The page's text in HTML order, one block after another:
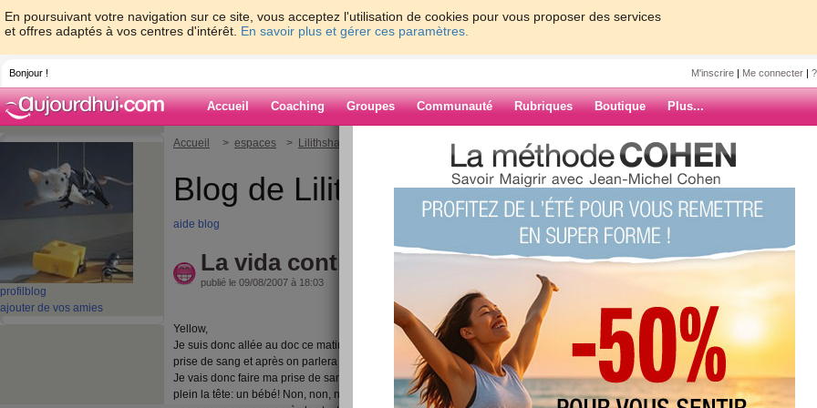
En poursuivant votre navigation sur ce site, vous acceptez l'utilisation de cookies pour vous proposer des services
et offres adaptés à vos centres d'intérêt. En savoir plus et gérer ces paramètres.
Bonjour ! M'inscrire | Me connecter |
Accueil Coaching Groupes Communauté Rubriques Boutique Plus...
profil blog
ajouter de vos amies
Accueil > espaces > Lilithsha
Blog de Lilithsha
aide blog
La vida continua
publié le 09/08/2007 à 18:03
Yellow,
Je suis donc allée au doc ce matin: "vous êtes sans doute enceinte, allez faire une
prise de sang et après on parlera des échographies et blablabla et blablabla".
Je vais donc faire ma prise de sang: résultat vers 14h. Je file au boulot, des rêves
plein la tête: un bébé! Non, non, non, faut pas rêver comme ça, c'est sans doute
ARCHIVES